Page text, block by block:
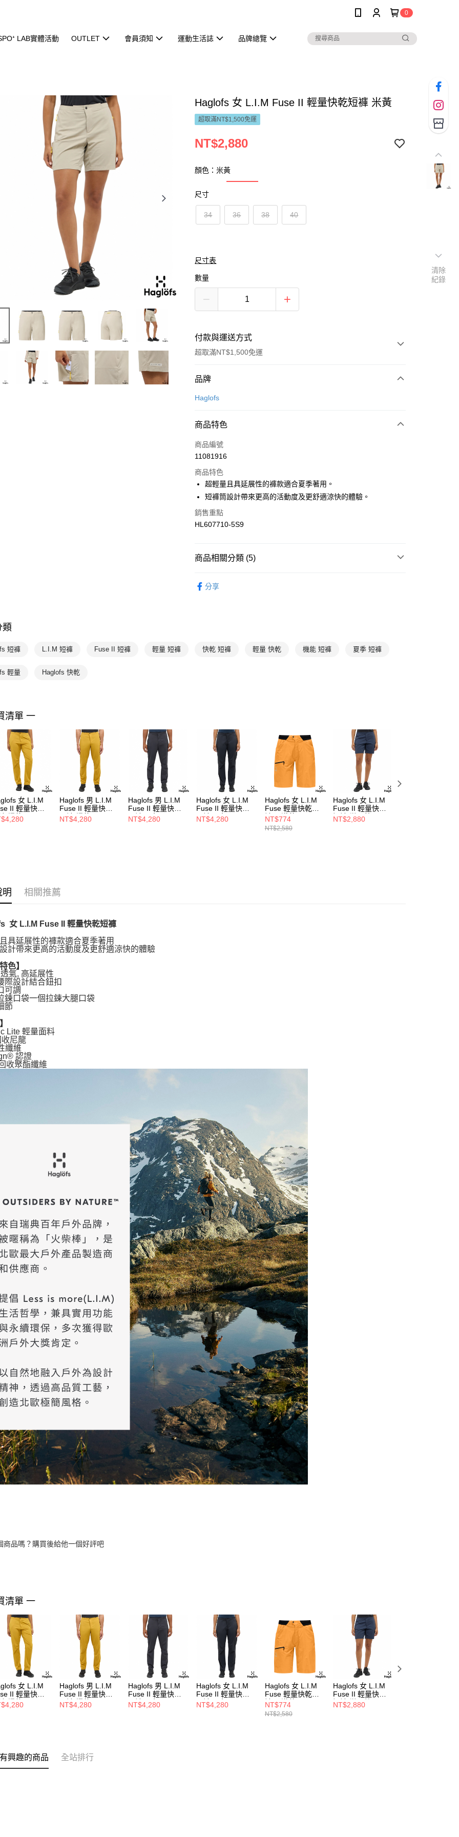
0
LAB實體活動 OUTLET 會員須知 運動生活誌 品牌總覽
Haglofs 女 L.I.M Fuse II 輕量快乾短褲 米黃
超取滿NT$1,500免運
NT$2,880
顏色：米黃
尺寸
34 36 38 40
尺寸表
數量
付款與運送方式
超取滿NT$1,500免運
付款方式
信用卡一次付款
悠遊付
運送方式
每筆NT$100，滿NT$1,500(含以上)免運費
每筆NT$100，滿NT$1,500(含以上)免運費
品牌
Haglofs
商品特色
商品編號
11081916
商品特色
超輕量且具延展性的褲款適合夏季著用。
短褲筒設計帶來更高的活動度及更舒適涼快的體驗。
銷售重點
HL607710-5S9
商品相關分類 (5)
Haglofs 過季出清活動
分享
類
短褲 L.I.M 短褲 Fuse II 短褲 輕量 短褲 快乾 短褲 輕量 快乾 機能 短褲 夏季 短褲
輕量 Haglofs 快乾
清單 一
女 L.I.M
II 輕量快乾
蠟黃
Haglofs 男 L.I.M
Fuse II 輕量快乾
長褲 蠟黃
NT$4,280
Haglofs 男 L.I.M
Fuse II 輕量快乾
長褲 黑色
NT$4,280
Haglofs 女 L.I.M
Fuse II 輕量快乾
長褲 黑色
NT$4,280
Haglofs 女 L.I.M
Fuse 輕量快乾短
褲 沙漠黃
NT$774
NT$2,580
Haglofs 女 L.I.M
Fuse II 輕量快乾
短褲 塔恩藍
NT$2,880
明 相關推薦
女 L.I.M Fuse II 輕量快乾短褲
具延展性的褲款適合夏季著用
計帶來更高的活動度及更舒適涼快的體驗
色】
氣, 高延展性
際設計結合鈕扣
可調
鍊口袋一個拉鍊大腿口袋
節
Lite 輕量面料
尼龍
纖維
認證
收聚酯纖維
商品嗎？購買後給他一個好評吧
清單 一
女 L.I.M
II 輕量快乾
蠟黃
Haglofs 男 L.I.M
Fuse II 輕量快乾
長褲 蠟黃
NT$4,280
Haglofs 男 L.I.M
Fuse II 輕量快乾
長褲 黑色
NT$4,280
Haglofs 女 L.I.M
Fuse II 輕量快乾
長褲 黑色
NT$4,280
Haglofs 女 L.I.M
Fuse 輕量快乾短
褲 沙漠黃
NT$774
NT$2,580
Haglofs 女 L.I.M
Fuse II 輕量快乾
短褲 塔恩藍
NT$2,880
興趣的商品 全站排行
清除
紀錄